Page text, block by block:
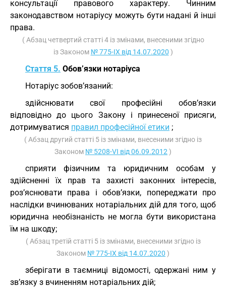
консультації правового характеру. Чинним
законодавством нотаріусу можуть бути надані й інші
права.
( Абзац четвертий статті 4 із змінами, внесеними згідно
із Законом № 775-IX від 14.07.2020 )
Стаття 5. Обов’язки нотаріуса
Нотаріус зобов’язаний:
здійснювати свої професійні обов’язки
відповідно до цього Закону і принесеної присяги,
дотримуватися правил професійної етики ;
( Абзац другий статті 5 із змінами, внесеними згідно із
Законом № 5208-VI від 06.09.2012 )
сприяти фізичним та юридичним особам у
здійсненні їх прав та захисті законних інтересів,
роз’яснювати права і обов’язки, попереджати про
наслідки вчинюваних нотаріальних дій для того, щоб
юридична необізнаність не могла бути використана
їм на шкоду;
( Абзац третій статті 5 із змінами, внесеними згідно із
Законом № 775-IX від 14.07.2020 )
зберігати в таємниці відомості, одержані ним у
зв’язку з вчиненням нотаріальних дій;